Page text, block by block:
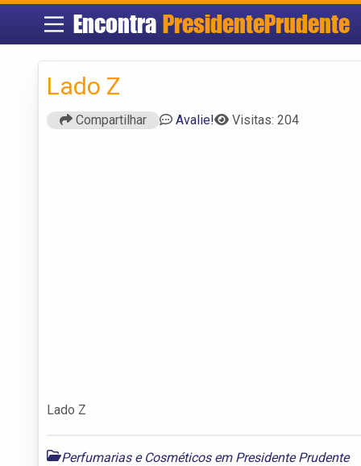
Encontra PresidentePrudente
Lado Z
Compartilhar Avalie! Visitas: 204
Lado Z
Perfumarias e Cosméticos em Presidente Prudente